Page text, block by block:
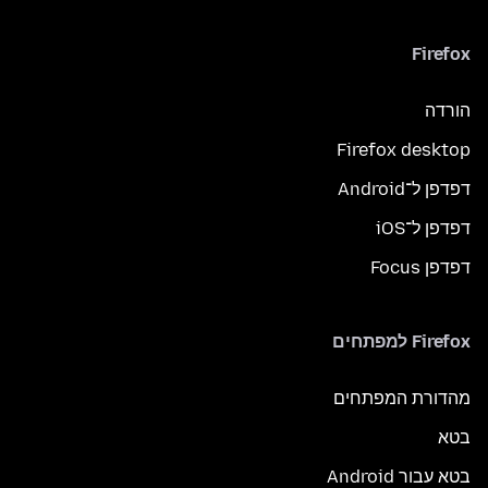
Firefox
הורדה
Firefox desktop
דפדפן ל־Android
דפדפן ל־iOS
דפדפן Focus
Firefox למפתחים
מהדורת המפתחים
בטא
בטא עבור Android